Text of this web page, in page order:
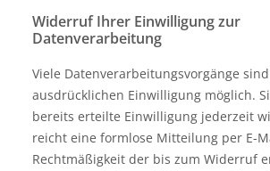
Widerruf Ihrer Einwilligung zur
Datenverarbeitung
Viele Datenverarbeitungsvorgänge
ausdrücklichen Einwilligung möglich.
bereits erteilte Einwilligung jederzeit
reicht eine formlose Mitteilung per E-
Rechtmäßigkeit der bis zum Widerruf